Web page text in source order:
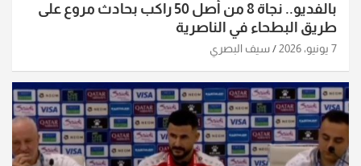
بالفديو.. نجاة 8 من أصل 50 راكب بحادث مروع على
طريق البطحاء في الناصرية
7 يونيو، 2026 سيف البصري